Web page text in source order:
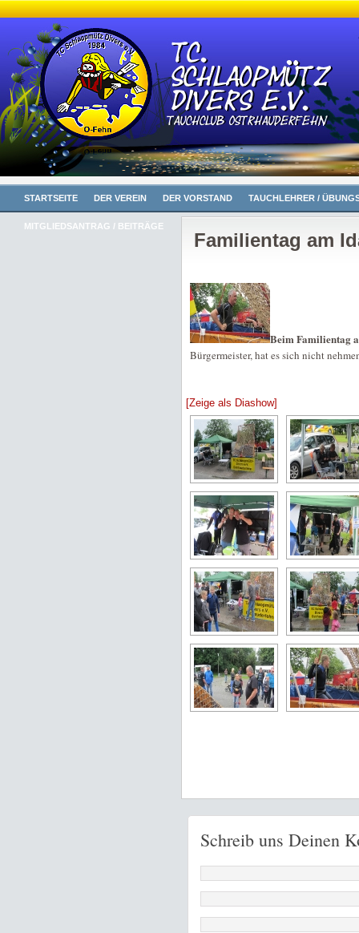
STARTSEITE DER VEREIN DER VORSTAND TAUCHLEHRER /
MITGLIEDSANTRAG / BEITRÄGE
Familientag am
Beim Familientag
Bürgermeister, hat es sich nicht
[Zeige als Diashow]
Schreib uns Deinen